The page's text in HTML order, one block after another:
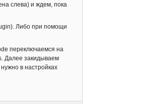
слева) и ждем, пока
Либо при помощи
переключаемся на
Далее закидываем
в настройках